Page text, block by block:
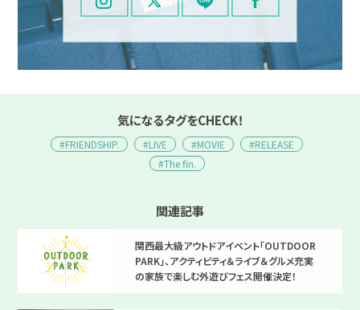
気になるタグをCHECK！
#FRIENDSHIP. #LIVE #MOVIE
#RELEASE
#The fin.
関連記事
関西最大級アウトドアイベント「OUTDOOR
PARK」、アクティビティ＆ライブ＆グルメ充実
の家族で楽しむ外遊びフェス開催決定！